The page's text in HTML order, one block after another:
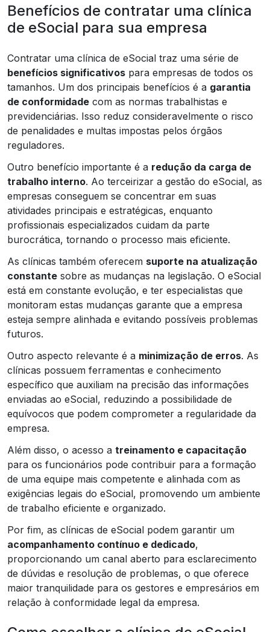
Benefícios de contratar uma clínica
de eSocial para sua empresa
Contratar uma clínica de eSocial traz uma série de
benefícios significativos para empresas de todos os
tamanhos. Um dos principais benefícios é a garantia
de conformidade com as normas trabalhistas e
previdenciárias. Isso reduz consideravelmente o risco
de penalidades e multas impostas pelos órgãos
reguladores.
Outro benefício importante é a redução da carga de
trabalho interno. Ao terceirizar a gestão do eSocial, as
empresas conseguem se concentrar em suas
atividades principais e estratégicas, enquanto
profissionais especializados cuidam da parte
burocrática, tornando o processo mais eficiente.
As clínicas também oferecem suporte na atualização
constante sobre as mudanças na legislação. O eSocial
está em constante evolução, e ter especialistas que
monitoram estas mudanças garante que a empresa
esteja sempre alinhada e evitando possíveis problemas
futuros.
Outro aspecto relevante é a minimização de erros. As
clínicas possuem ferramentas e conhecimento
específico que auxiliam na precisão das informações
enviadas ao eSocial, reduzindo a possibilidade de
equívocos que podem comprometer a regularidade da
empresa.
Além disso, o acesso a treinamento e capacitação
para os funcionários pode contribuir para a formação
de uma equipe mais competente e alinhada com as
exigências legais do eSocial, promovendo um ambiente
de trabalho eficiente e organizado.
Por fim, as clínicas de eSocial podem garantir um
acompanhamento contínuo e dedicado,
proporcionando um canal aberto para esclarecimento
de dúvidas e resolução de problemas, o que oferece
maior tranquilidade para os gestores e empresários em
relação à conformidade legal da empresa.